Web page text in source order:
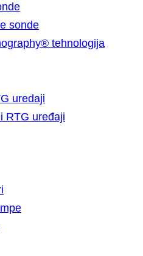
sonde
tehnologija
uredaji
RTG uređaji